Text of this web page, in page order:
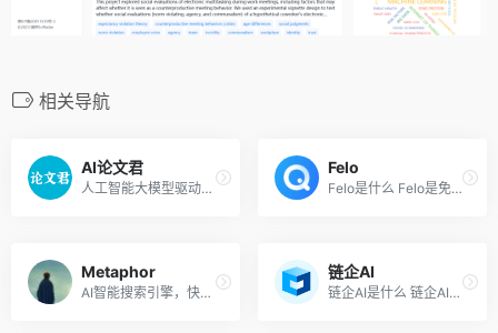
相关导航
AI论文君
人工智能大模型驱动，一键生成论文选题、开题报告、论文大纲、论文全文
Felo
Felo是什么 Felo是免费AI智能...
Metaphor
AI智能搜索引擎，快速找到你需要的互联网信息
链企AI
链企AI是什么 链企AI是链企智...